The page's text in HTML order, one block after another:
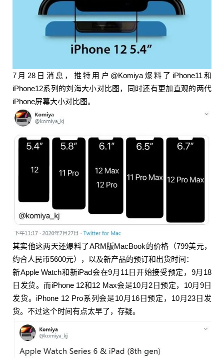
7月28日消息，推特用户@Komiya爆料了iPhone11和
iPhone12系列的刘海大小对比图，同时还有更加直观的两代
iPhone屏幕大小对比图。
其实他这两天还爆料了ARM版MacBook的价格（799美元，
约合人民币5600元），以及新产品的预订和出货时间：
新Apple Watch和新iPad会在9月11日开始接受预定，9月18
日发货。而iPhone 12和12 Max会是10月2日预定，10月9日
发货。iPhone 12 Pro系列会是10月16日预定，10月23日发
货。不过这个时间有点太早了，存疑。
机也做了屏幕面积和宽度的暴力对比。当中的面积
包括被刘海和圆角吃掉的部分，仅供参考。备注：
5.8英寸刘海iPhone和iPhone 8机身大小接近，6.5
英寸刘海iPhone和8 Plus接近。 能发现Phone 12真
的很还嗨小，这个已经是2013年iPhone 5s接近的大
小了。屏幕宽度仅有57.5mm，真的香，就算是航母
边框，机身也不会太宽，真·单手操作没压力。不过
就算今年iPhone的刘海缩小，但因为屏幕宽度还是
比iPhone 8小，所以内容显示还是会偏小，大几率
还是地铁老人的用机距离。 0 收藏